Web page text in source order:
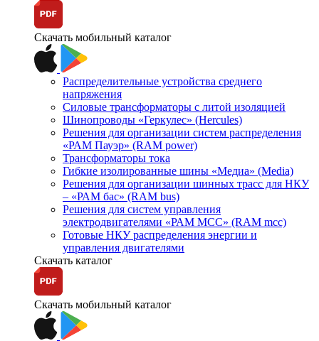
Скачать мобильный каталог
Распределительные устройства среднего
напряжения
Силовые трансформаторы с литой изоляцией
Шинопроводы «Геркулес» (Hercules)
Решения для организации систем распределения
«РАМ Пауэр» (RAM power)
Трансформаторы тока
Гибкие изолированные шины «Медиа» (Media)
Решения для организации шинных трасс для НКУ
– «РАМ бас» (RAM bus)
Решения для систем управления
электродвигателями «РАМ МСС» (RAM mcc)
Готовые НКУ распределения энергии и
управления двигателями
Скачать каталог
Скачать мобильный каталог